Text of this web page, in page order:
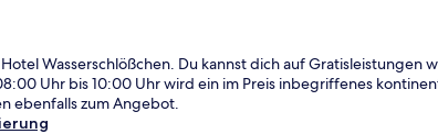
Wasserschlößchen. Du kannst dich auf Gratisleistungen
Uhr bis 10:00 Uhr wird ein im Preis inbegriffenes
ebenfalls zum Angebot.